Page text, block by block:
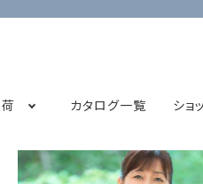
カタログ一覧 ショ